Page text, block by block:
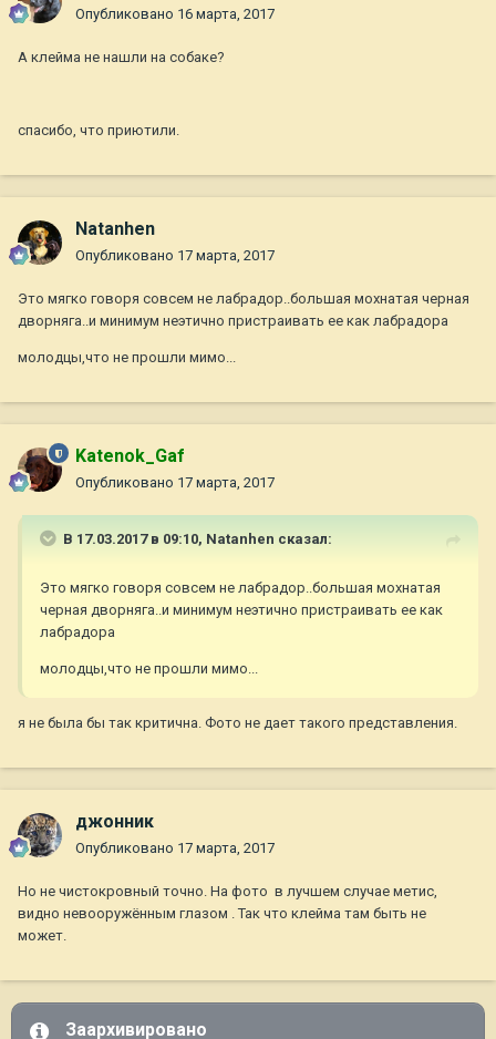
Опубликовано 16 марта, 2017
А клейма не нашли на собаке?
спасибо, что приютили.
Natanhen
Опубликовано 17 марта, 2017
Это мягко говоря совсем не лабрадор..большая мохнатая черная
дворняга..и минимум неэтично пристраивать ее как лабрадора
молодцы,что не прошли мимо...
Katenok_Gaf
Опубликовано 17 марта, 2017
В 17.03.2017 в 09:10, Natanhen сказал:
Это мягко говоря совсем не лабрадор..большая мохнатая
черная дворняга..и минимум неэтично пристраивать ее как
лабрадора
молодцы,что не прошли мимо...
я не была бы так критична. Фото не дает такого представления.
джонник
Опубликовано 17 марта, 2017
Но не чистокровный точно. На фото в лучшем случае метис,
видно невооружённым глазом . Так что клейма там быть не
может.
Заархивировано